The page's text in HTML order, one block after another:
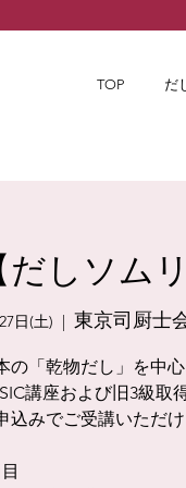
TOP だ
だしソム
日(土)
  |
東京司厨士
の「乾物だし」を中
講座および旧3級取
込みでご受講いただけ